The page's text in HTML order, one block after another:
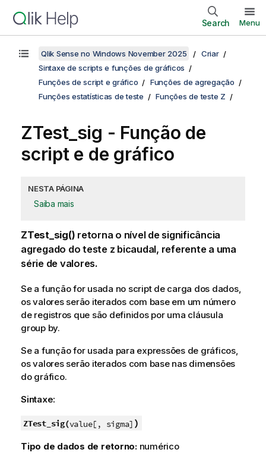
Search Menu
Qlik Sense no Windows November 2025
Criar
Sintaxe de scripts e funções de gráficos
Funções de script e gráfico
Funções de agregação
Funções estatísticas de teste
Funções de teste Z
ZTest_sig - Função de
script e de gráfico
NESTA PÁGINA
Saiba mais
ZTest_sig() retorna o nível de significância
agregado do teste z bicaudal, referente a uma
série de valores.
Se a função for usada no script de carga dos dados,
os valores serão iterados com base em um número
de registros que são definidos por uma cláusula
group by.
Se a função for usada para expressões de gráficos,
os valores serão iterados com base nas dimensões
do gráfico.
Sintaxe:
ZTest_sig(value[, sigma] )
Tipo de dados de retorno: numérico